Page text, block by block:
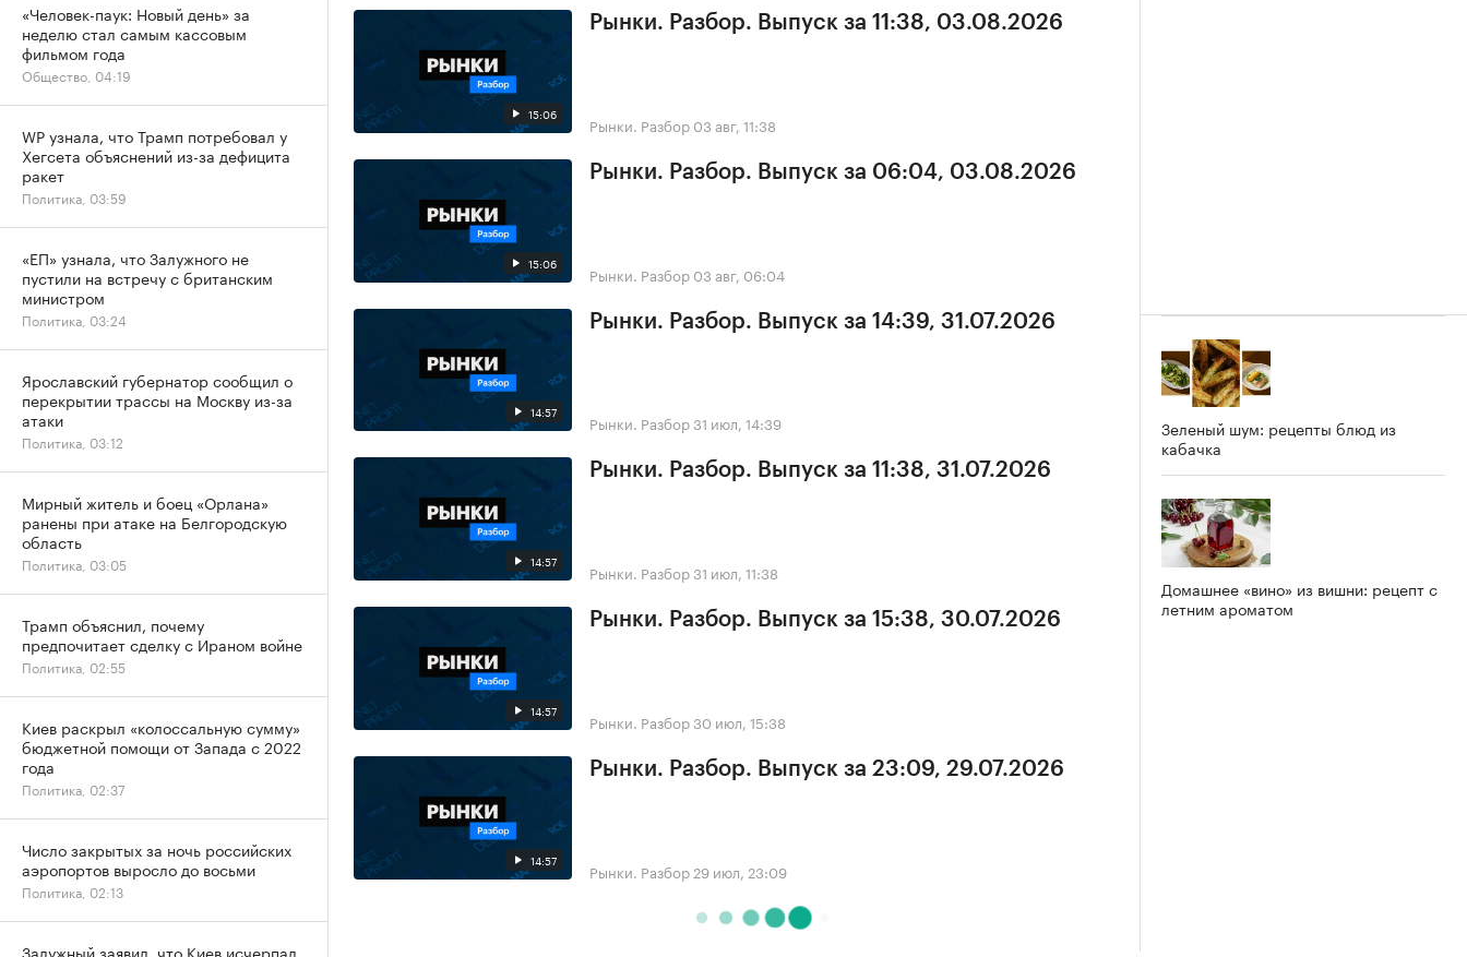
15:06
Рынки. Разбор. Выпуск за 11:38, 03.08.2026
Рынки. Разбор 03 авг, 11:38
15:06
Рынки. Разбор. Выпуск за 06:04, 03.08.2026
Рынки. Разбор 03 авг, 06:04
14:57
Рынки. Разбор. Выпуск за 14:39, 31.07.2026
Рынки. Разбор31 июл, 14:39
14:57
Рынки. Разбор. Выпуск за 11:38, 31.07.2026
Рынки. Разбор31 июл, 11:38
14:57
Рынки. Разбор. Выпуск за 15:38, 30.07.2026
Рынки. Разбор30 июл, 15:38
14:57
Рынки. Разбор. Выпуск за 23:09, 29.07.2026
Рынки. Разбор 29 июл, 23:09
Зеленый шум: рецепты блюд из
кабачка
Домашнее «вино» из вишни: рецепт с
летним ароматом
«Человек-паук: Новый день» за
неделю стал самым кассовым
фильмом года
Общество, 04:19
WP узнала, что Трамп потребовал у
Хегсета объяснений из-за дефицита
ракет
Политика, 03:59
«ЕП» узнала, что Залужного не
пустили на встречу с британским
министром
Политика, 03:24
Ярославский губернатор сообщил о
перекрытии трассы на Москву из-за
атаки
Политика, 03:12
Мирный житель и боец «Орлана»
ранены при атаке на Белгородскую
область
Политика, 03:05
Трамп объяснил, почему
предпочитает сделку с Ираном войне
Политика, 02:55
Киев раскрыл «колоссальную сумму»
бюджетной помощи от Запада с 2022
года
Политика, 02:37
Число закрытых за ночь российских
аэропортов выросло до восьми
Политика, 02:13
Залужный заявил, что Киев исчерпал